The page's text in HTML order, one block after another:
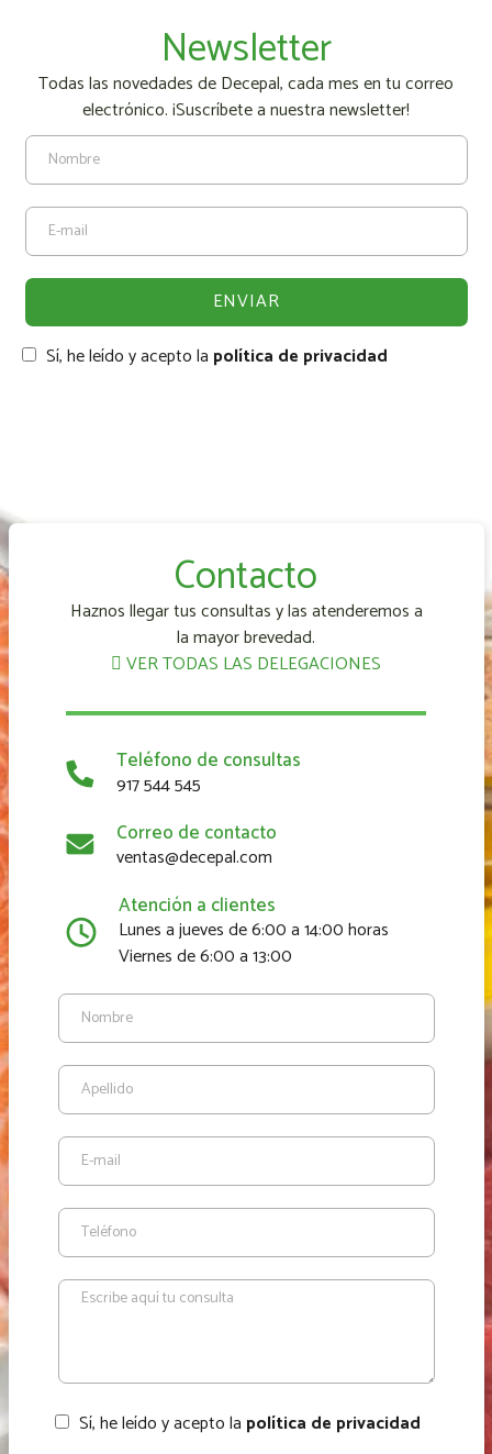
Newsletter
Todas las novedades de Decepal, cada mes en tu correo
electrónico. ¡Suscríbete a nuestra newsletter!
Sí, he leído y acepto la política de privacidad
Contacto
Haznos llegar tus consultas y las atenderemos a
la mayor brevedad.
VER TODAS LAS DELEGACIONES
Teléfono de consultas
917 544 545
Correo de contacto
ventas@decepal.com
Atención a clientes
Lunes a jueves de 6:00 a 14:00 horas
Viernes de 6:00 a 13:00
Sí, he leído y acepto la política de privacidad